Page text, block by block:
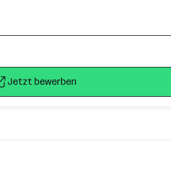
Jetzt bewerben